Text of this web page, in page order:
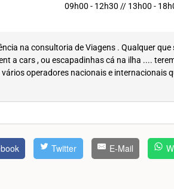
09h00 - 12h30 // 13h00 -
na consultoria de Viagens . Qualquer que
a cars , ou escapadinhas cá na ilha ....
operadores nacionais e internacionais
Twitter E-Mail